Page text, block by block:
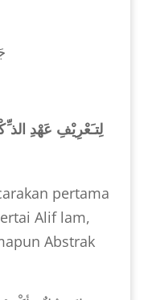
لِتـَعْرِيْفِ عَهْدِ الذ
pertama
Alif lam,
Abstrak